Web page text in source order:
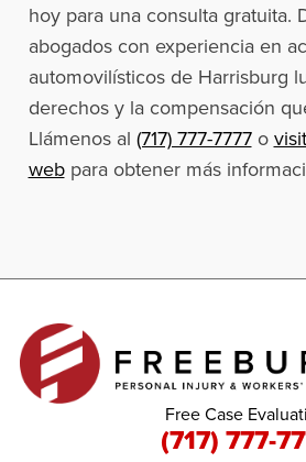
hoy para una consulta gratuita.
abogados con experiencia en
automovilísticos de Harrisburg
derechos y la compensación
Llámenos al (717) 777-7777o
webpara obtener más
Free Case
(717) 777-